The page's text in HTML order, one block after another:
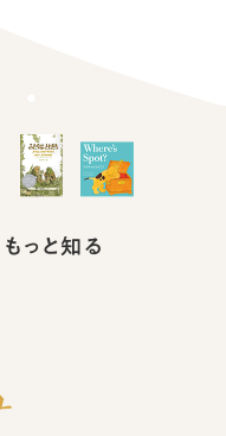
もっと知る